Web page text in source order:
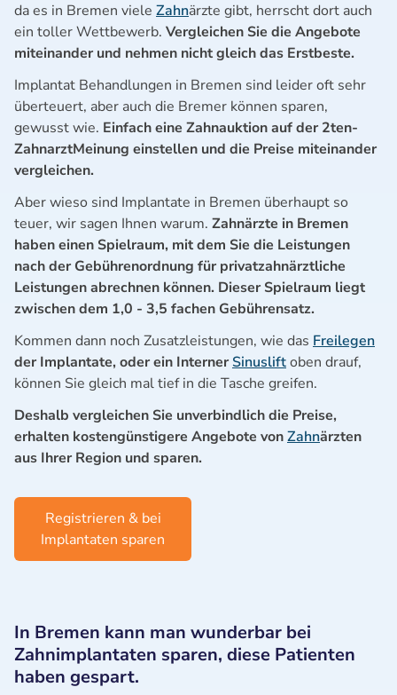
da es in Bremen viele Zahnärzte gibt, herrscht dort auch
ein toller Wettbewerb. Vergleichen Sie die Angebote
miteinander und nehmen nicht gleich das Erstbeste.
Implantat Behandlungen in Bremen sind leider oft sehr
überteuert, aber auch die Bremer können sparen,
gewusst wie. Einfach eine Zahnauktion auf der 2ten-
ZahnarztMeinung einstellen und die Preise miteinander
vergleichen.
Aber wieso sind Implantate in Bremen überhaupt so
teuer, wir sagen Ihnen warum. Zahnärzte in Bremen
haben einen Spielraum, mit dem Sie die Leistungen
nach der Gebührenordnung für privatzahnärztliche
Leistungen abrechnen können. Dieser Spielraum liegt
zwischen dem 1,0 - 3,5 fachen Gebührensatz.
Kommen dann noch Zusatzleistungen, wie das Freilegen
der Implantate, oder ein Interner Sinusliftoben drauf,
können Sie gleich mal tief in die Tasche greifen.
Deshalb vergleichen Sie unverbindlich die Preise,
erhalten kostengünstigere Angebote vonZahnärzten
aus Ihrer Region und sparen.
Registrieren & bei
Implantaten sparen
In Bremen kann man wunderbar bei
Zahnimplantaten sparen, diese Patienten
haben gespart.